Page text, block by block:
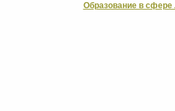
Образование в сфере